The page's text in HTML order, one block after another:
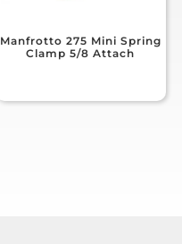
Manfrotto 275 Mini Spring
Clamp 5/8 Attach